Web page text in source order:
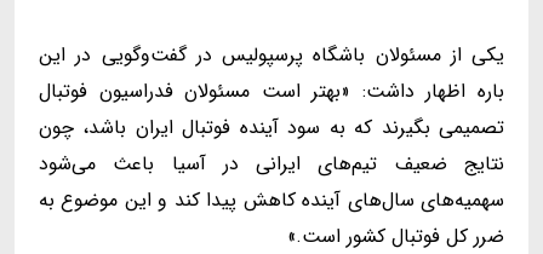
یکی از مسئولان باشگاه پرسپولیس در گفت‌وگویی در این
باره اظهار داشت: «بهتر است مسئولان فدراسیون فوتبال
تصمیمی بگیرند که به سود آینده فوتبال ایران باشد، چون
نتایج ضعیف تیم‌های ایرانی در آسیا باعث می‌شود
سهمیه‌های سال‌های آینده کاهش پیدا کند و این موضوع به
ضرر کل فوتبال کشور است.»